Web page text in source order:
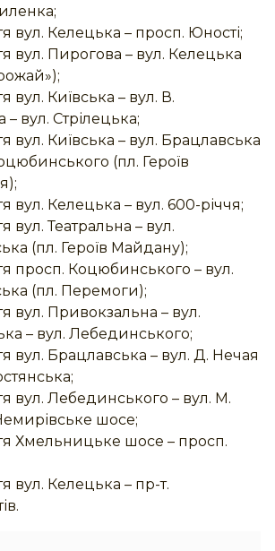
вул. Келецька – просп. Юності;
вул. Пирогова – вул. Келецька
вул. Київська – вул. В.
вул. Стрілецька;
вул. Київська – вул. Брацлавська
(пл. Героїв
вул. Келецька – вул. 600-річчя;
вул. Театральна – вул.
(пл. Героїв Майдану);
просп. Коцюбинського – вул.
(пл. Перемоги);
вул. Привокзальна – вул.
– вул. Лебединського;
вул. Брацлавська – вул. Д. Нечая
вул. Лебединського – вул. М.
шосе;
Хмельницьке шосе – просп.
вул. Келецька – пр-т.